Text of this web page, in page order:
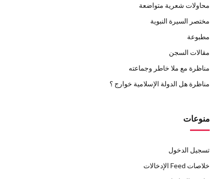
محاولات شعرية متواضعة
مختصر السيرة النبوية
مطبوعة
مقالات السجن
مناظرة مع ملا خاطر وجماعته
مناظرة هل الدولة الإسلامية خوارج ؟
منوعات
تسجيل الدخول
خلاصات Feed الإدخالات